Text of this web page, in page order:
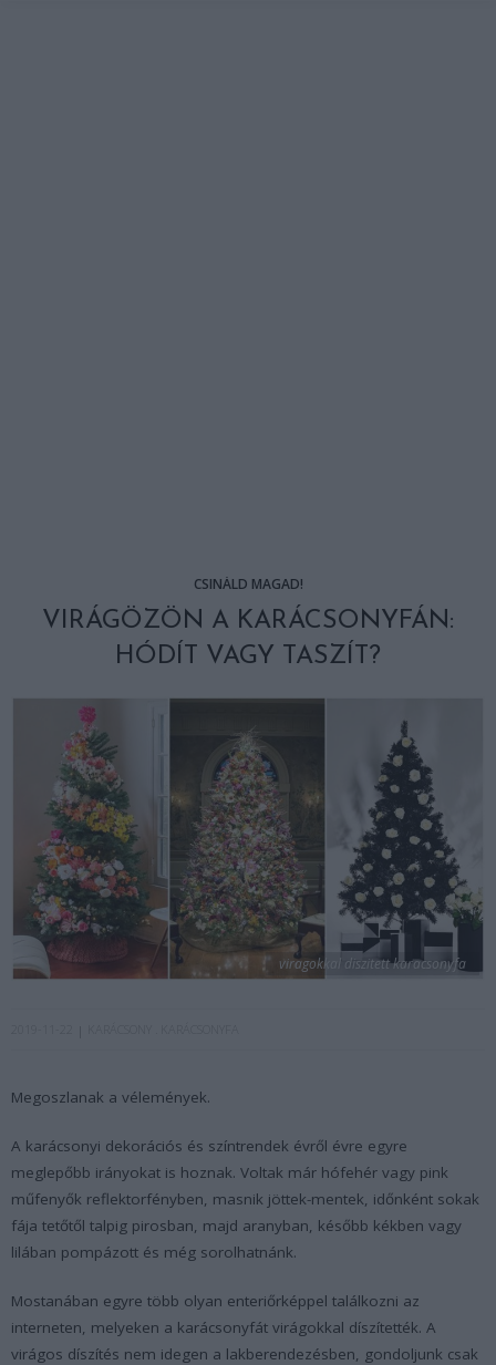
CSINÁLD MAGAD!
VIRÁGÖZÖN A KARÁCSONYFÁN:
HÓDÍT VAGY TASZÍT?
viragokkal diszitett karacsonyfa
Megoszlanak a vélemények.
A karácsonyi dekorációs és színtrendek évről évre egyre
meglepőbb irányokat is hoznak. Voltak már hófehér vagy pink
műfenyők reflektorfényben, masnik jöttek-mentek, időnként sokak
fája tetőtől talpig pirosban, majd aranyban, később kékben vagy
lilában pompázott és még sorolhatnánk.
Mostanában egyre több olyan enteriőrképpel találkozni az
interneten, melyeken a karácsonyfát virágokkal díszítették. A
virágos díszítés nem idegen a lakberendezésben, gondoljunk csak